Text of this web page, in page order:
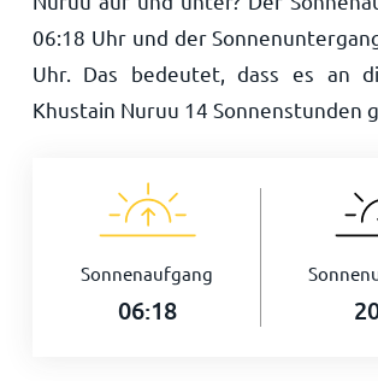
06:18 Uhr und der
Uhr. Das bedeutet, dass es an
Khustain Nuruu 14 Sonnenstunden
Sonnenaufgang
06:18